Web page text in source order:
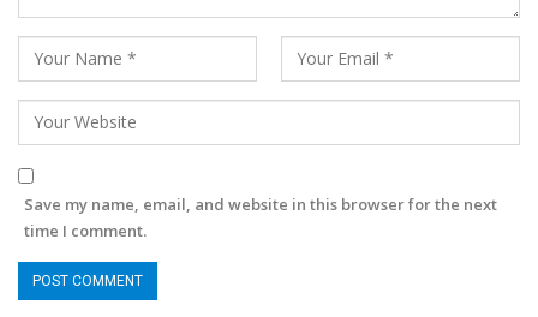
Save my name, email, and website in this browser for the next
time I comment.